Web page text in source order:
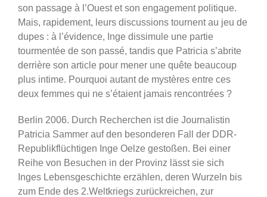
son passage à l’Ouest et son engagement politique.
Mais, rapidement, leurs discussions tournent au jeu de
dupes : à l’évidence, Inge dissimule une partie
tourmentée de son passé, tandis que Patricia s’abrite
derrière son article pour mener une quête beaucoup
plus intime. Pourquoi autant de mystères entre ces
deux femmes qui ne s’étaient jamais rencontrées ?
Berlin 2006. Durch Recherchen ist die Journalistin
Patricia Sammer auf den besonderen Fall der DDR-
Republikflüchtigen Inge Oelze gestoßen. Bei einer
Reihe von Besuchen in der Provinz lässt sie sich
Inges Lebensgeschichte erzählen, deren Wurzeln bis
zum Ende des 2.Weltkriegs zurückreichen, zur